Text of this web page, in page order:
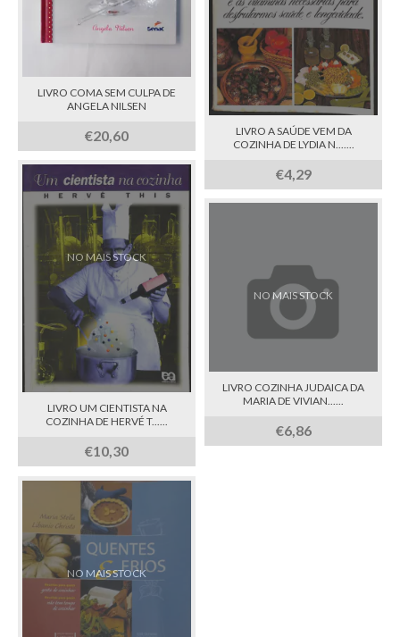
LIVRO COMA SEM CULPA DE
ANGELA NILSEN
€20,60
LIVRO A SAÚDE VEM DA
COZINHA DE LYDIA N.......
€4,29
NO MAIS STOCK
LIVRO UM CIENTISTA NA
COZINHA DE HERVÉ T......
€10,30
NO MAIS STOCK
LIVRO COZINHA JUDAICA DA
MARIA DE VIVIAN......
€6,86
NO MAIS STOCK